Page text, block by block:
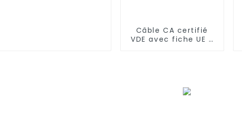
Câble CA certifié
VDE avec fiche UE 2